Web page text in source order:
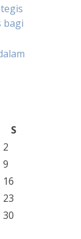
bagi
S
2
9
16
23
30